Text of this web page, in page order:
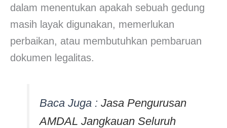
dalam menentukan apakah sebuah gedung
masih layak digunakan, memerlukan
perbaikan, atau membutuhkan pembaruan
dokumen legalitas.
Baca Juga : Jasa Pengurusan
AMDAL Jangkauan Seluruh